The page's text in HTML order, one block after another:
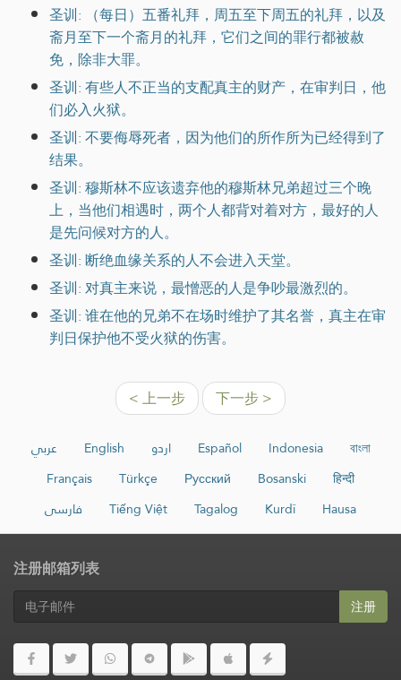
圣训: （每日）五番礼拜，周五至下周五的礼拜，以及
斋月至下一个斋月的礼拜，它们之间的罪行都被赦
免，除非大罪。
圣训: 有些人不正当的支配真主的财产，在审判日，他
们必入火狱。
圣训: 不要侮辱死者，因为他们的所作所为已经得到了
结果。
圣训: 穆斯林不应该遗弃他的穆斯林兄弟超过三个晚
上，当他们相遇时，两个人都背对着对方，最好的人
是先问候对方的人。
圣训: 断绝血缘关系的人不会进入天堂。
圣训: 对真主来说，最憎恶的人是争吵最激烈的。
圣训: 谁在他的兄弟不在场时维护了其名誉，真主在审
判日保护他不受火狱的伤害。
< 上一步 下一步 >
عربي English اردو Español Indonesia
বাংলা
Français
Türkçe Русский Bosanski
हिन्दी
فارسی
Tiếng Việt Tagalog Kurdî Hausa
注册邮箱列表
注册